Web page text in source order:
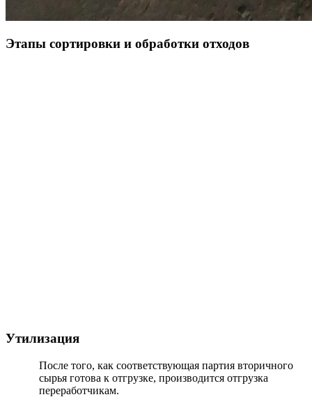
Этапы сортировки и обработки отходов
Утилизация
После того, как соответствующая партия вторичного
сырья готова к отгрузке, производится отгрузка
переработчикам.